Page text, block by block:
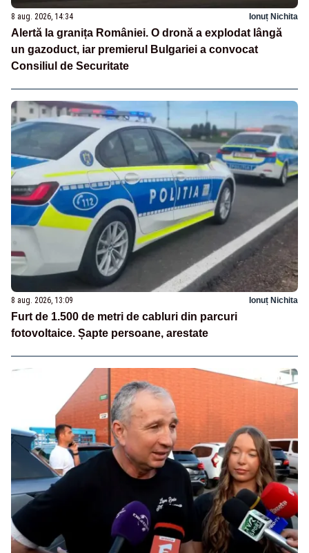
8 aug. 2026, 14:34 Ionuț Nichita
Alertă la granița României. O dronă a explodat lângă
un gazoduct, iar premierul Bulgariei a convocat
Consiliul de Securitate
8 aug. 2026, 13:09 Ionuț Nichita
Furt de 1.500 de metri de cabluri din parcuri
fotovoltaice. Șapte persoane, arestate